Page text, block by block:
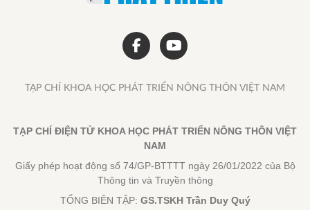
TẠP CHÍ KHOA HỌC PHÁT TRIỂN NÔNG THÔN VIỆT NAM
TẠP CHÍ ĐIỆN TỬ KHOA HỌC PHÁT TRIỂN NÔNG THÔN VIỆT
NAM
Giấy phép hoạt động số 74/GP-BTTTT ngày 26/01/2022 của Bộ
Thông tin và Truyền thông
TỔNG BIÊN TẬP: GS.TSKH Trần Duy Quý